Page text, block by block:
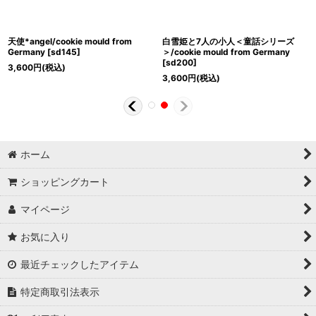
天使*angel/cookie mould from
Germany [sd145]
3,600円(税込)
白雪姫と7人の小人＜童話シリーズ
＞/cookie mould from Germany
[sd200]
3,600円(税込)
ホーム
ショッピングカート
マイページ
お気に入り
最近チェックしたアイテム
特定商取引法表示